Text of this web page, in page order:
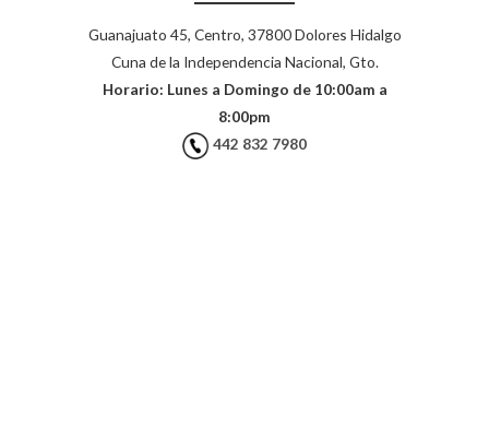
Guanajuato 45, Centro, 37800 Dolores Hidalgo
Cuna de la Independencia Nacional, Gto.
Horario: Lunes a Domingo de 10:00am a
8:00pm
442 832 7980